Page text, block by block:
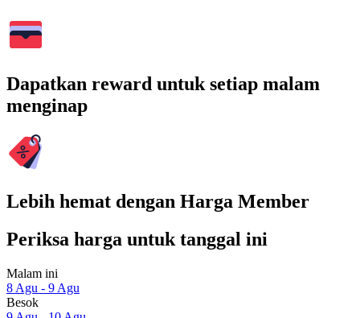
Dapatkan reward untuk setiap malam
menginap
Lebih hemat dengan Harga Member
Periksa harga untuk tanggal ini
Malam ini
8 Agu - 9 Agu
Besok